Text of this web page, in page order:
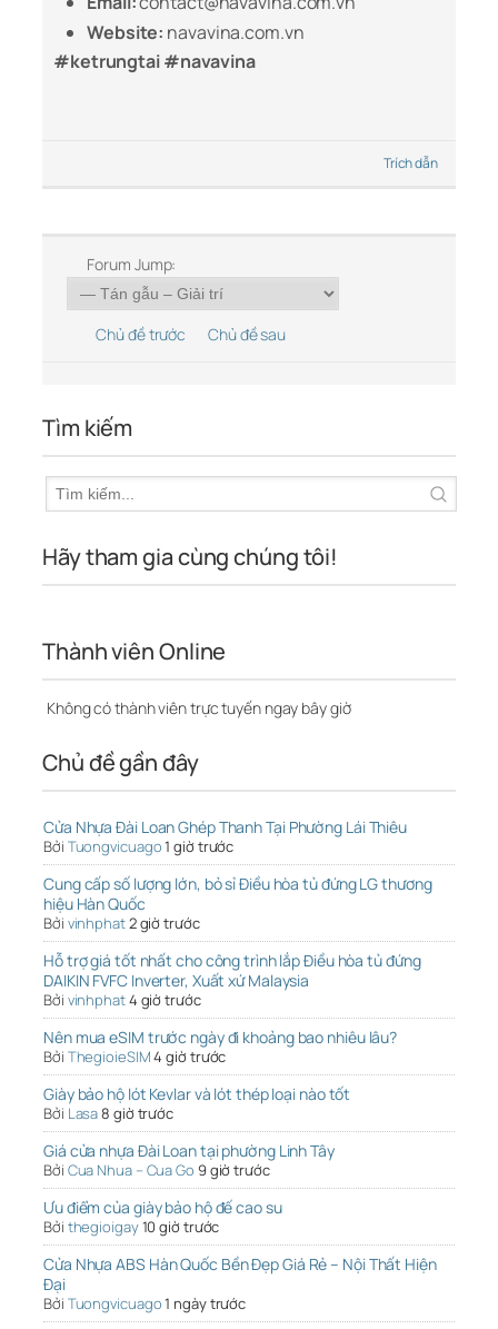
Website: navavina.com.vn
#ketrungtai #navavina
Trích dẫn
Forum Jump:
Chủ đề trước Chủ đề sau
Tìm kiếm
Hãy tham gia cùng chúng tôi!
Thành viên Online
Không có thành viên trực tuyến ngay bây giờ
Chủ đề gần đây
Cửa Nhựa Đài Loan Ghép Thanh Tại Phường Lái Thiêu
Bởi Tuongvicuago1 giờ trước
Cung cấp số lượng lớn, bỏ sỉ Điều hòa tủ đứng LG thương
hiệu Hàn Quốc
Bởi vinhphat2 giờ trước
Hỗ trợ giá tốt nhất cho công trình lắp Điều hòa tủ đứng
DAIKIN FVFC Inverter, Xuất xứ Malaysia
Bởi vinhphat4 giờ trước
Nên mua eSIM trước ngày đi khoảng bao nhiêu lâu?
Bởi ThegioieSIM4 giờ trước
Giày bảo hộ lót Kevlar và lót thép loại nào tốt
Bởi Lasa8 giờ trước
Giá cửa nhựa Đài Loan tại phường Linh Tây
Bởi Cua Nhua – Cua Go 9 giờ trước
Ưu điểm của giày bảo hộ đế cao su
Bởi thegioigay10 giờ trước
Cửa Nhựa ABS Hàn Quốc Bền Đẹp Giá Rẻ – Nội Thất Hiện
Đại
Bởi Tuongvicuago1 ngày trước